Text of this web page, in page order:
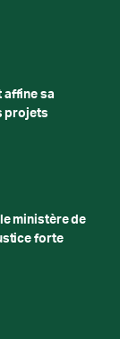
affine sa
projets
ministère de
forte